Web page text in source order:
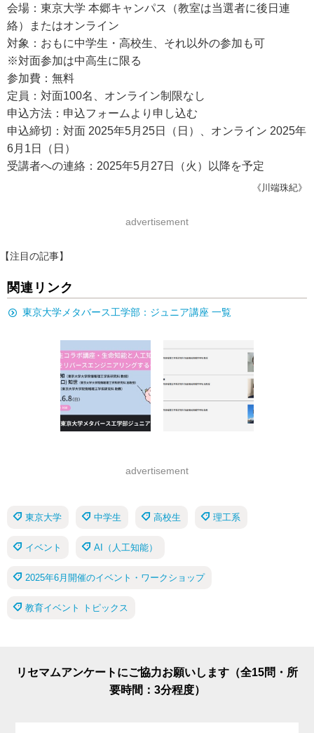
会場：東京大学 本郷キャンパス（教室は当選者に後日連
絡）またはオンライン
対象：おもに中学生・高校生、それ以外の参加も可
※対面参加は中高生に限る
参加費：無料
定員：対面100名、オンライン制限なし
申込方法：申込フォームより申し込む
申込締切：対面 2025年5月25日（日）、オンライン 2025年
6月1日（日）
受講者への連絡：2025年5月27日（火）以降を予定
《川端珠紀》
advertisement
【注目の記事】
関連リンク
東京大学メタバース工学部：ジュニア講座 一覧
advertisement
東京大学 中学生 高校生 理工系
イベント AI（人工知能）
2025年6月開催のイベント・ワークショップ
教育イベント トピックス
リセマムアンケートにご協力お願いします（全15問・所
要時間：3分程度）